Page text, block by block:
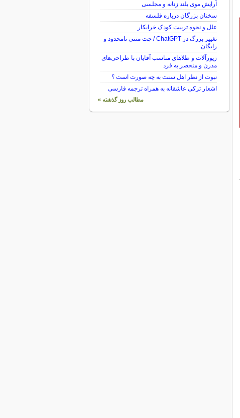
آرایش موی بلند زنانه و مجلسی
سخنان بزرگان درباره فلسفه
علل و نحوه تربیت کودک خرابکار
تغییر بزرگ در ChatGPT / چت متنی نامحدود و
رایگان
زیورآلات و طلاهای مناسب آقایان با طراحی‌های
مدرن و منحصر به فرد
نبوت از نظر اهل سنت به چه صورت است ؟
اشعار ترکی عاشقانه به همراه ترجمه فارسی
مطالب روز گذشته »